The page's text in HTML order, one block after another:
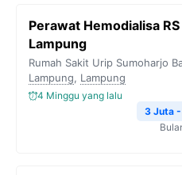
Perawat Hemodialisa
Lampung
Rumah Sakit Urip Sumoharjo
Lampung, Lampung
4 Minggu yang lalu
3 Juta